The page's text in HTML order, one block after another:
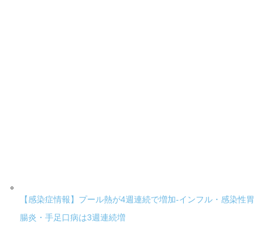
【感染症情報】プール熱が4週連続で増加-インフル・感染性胃
腸炎・手足口病は3週連続増